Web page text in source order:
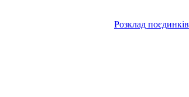
Розклад поєдинків